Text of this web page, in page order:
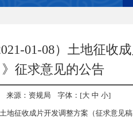
01-08）土地征收
》征求意见的公告
来源：资规局 字体：[大 中 小]
地征收成片开发调整方案（征求意见